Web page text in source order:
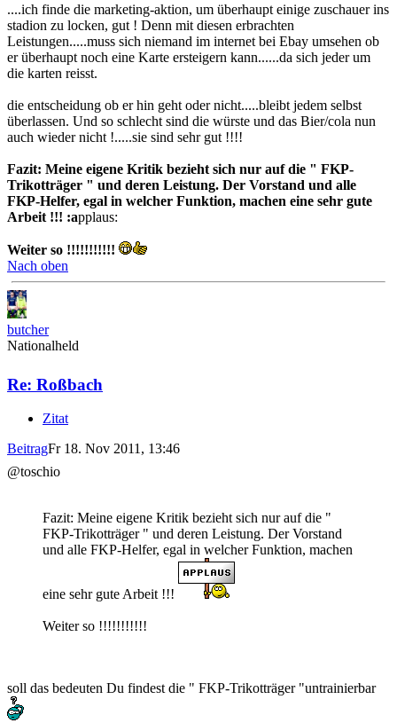
....ich finde die marketing-aktion, um überhaupt einige zuschauer ins
stadion zu locken, gut ! Denn mit diesen erbrachten
Leistungen.....muss sich niemand im internet bei Ebay umsehen ob
er überhaupt noch eine Karte ersteigern kann......da sich jeder um
die karten reisst.
die entscheidung ob er hin geht oder nicht.....bleibt jedem selbst
überlassen. Und so schlecht sind die würste und das Bier/cola nun
auch wieder nicht !.....sie sind sehr gut !!!!
Fazit: Meine eigene Kritik bezieht sich nur auf die " FKP-
Trikotträger " und deren Leistung. Der Vorstand und alle
FKP-Helfer, egal in welcher Funktion, machen eine sehr gute
Arbeit !!! :applaus:
Weiter so !!!!!!!!!!!
Nach oben
butcher
Nationalheld
Re: Roßbach
Zitat
BeitragFr 18. Nov 2011, 13:46
@toschio
Fazit: Meine eigene Kritik bezieht sich nur auf die "
FKP-Trikotträger " und deren Leistung. Der Vorstand
und alle FKP-Helfer, egal in welcher Funktion, machen
eine sehr gute Arbeit !!!
Weiter so !!!!!!!!!!!
soll das bedeuten Du findest die " FKP-Trikotträger "untrainierbar